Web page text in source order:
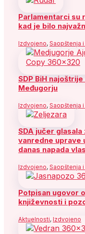
Parlamentarci su
kad je bilo
Izdvojeno, Saopštenja
SDP BiH
Međugorju
Izdvojeno, Saopštenja
SDA jučer
vanredne uprave
danas napada
Izdvojeno, Saopštenja
Potpisan ugovor
književnosti i
Aktuelnosti, Izdvojeno